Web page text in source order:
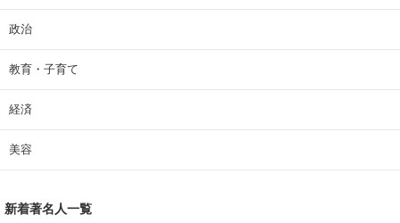
政治
教育・子育て
経済
美容
新着著名人一覧